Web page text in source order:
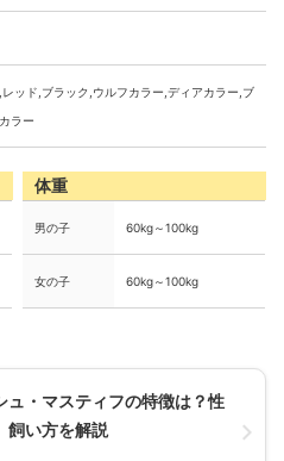
ッド,ブラック,ウルフカラー,ディアカラー,ブ
ラー
体重
男の子 60kg～100kg
女の子 60kg～100kg
ュ・マスティフの特徴は？性
飼い方を解説